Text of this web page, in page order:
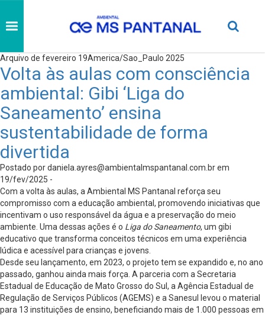
Arquivo de fevereiro 19America/Sao_Paulo 2025
Volta às aulas com consciência
ambiental: Gibi ‘Liga do
Saneamento’ ensina
sustentabilidade de forma
divertida
Postado pordaniela.ayres@ambientalmspantanal.com.brem
19/fev/2025 -
Com a volta às aulas, a Ambiental MS Pantanal reforça seu
compromisso com a educação ambiental, promovendo iniciativas que
incentivam o uso responsável da água e a preservação do meio
ambiente. Uma dessas ações é o Liga do Saneamento, um gibi
educativo que transforma conceitos técnicos em uma experiência
lúdica e acessível para crianças e jovens.
Desde seu lançamento, em 2023, o projeto tem se expandido e, no ano
passado, ganhou ainda mais força. A parceria com a Secretaria
Estadual de Educação de Mato Grosso do Sul, a Agência Estadual de
Regulação de Serviços Públicos (AGEMS) e a Sanesul levou o material
para 13 instituições de ensino, beneficiando mais de 1.000 pessoas em